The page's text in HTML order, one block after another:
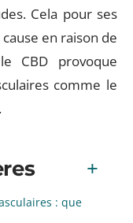
Cela pour ses
en raison de
CBD provoque
comme le
: que